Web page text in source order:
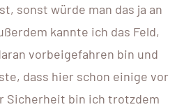
sonst würde man das ja an
kannte ich das Feld,
vorbeigefahren bin und
dass hier schon einige vor
Sicherheit bin ich trotzdem